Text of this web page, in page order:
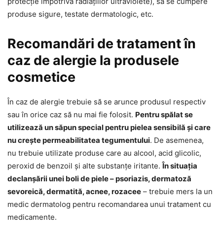
produse sigure, testate dermatologic, etc.
Recomandări de tratament în
caz de alergie la produsele
cosmetice
În caz de alergie trebuie să se arunce produsul respectiv
sau în orice caz să nu mai fie folosit. Pentru spălat se
utilizează un săpun special pentru pielea sensibilă și care
nu crește permeabilitatea tegumentului. De asemenea,
nu trebuie utilizate produse care au alcool, acid glicolic,
peroxid de benzoil și alte substanțe iritante.În situația
declanșării unei boli de piele – psoriazis, dermatoză
sevoreică, dermatită, acnee, rozacee – trebuie mers la un
medic dermatolog pentru recomandarea unui tratament cu
medicamente.